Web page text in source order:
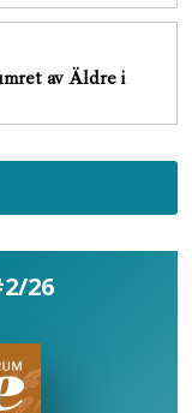
av Äldre i
26